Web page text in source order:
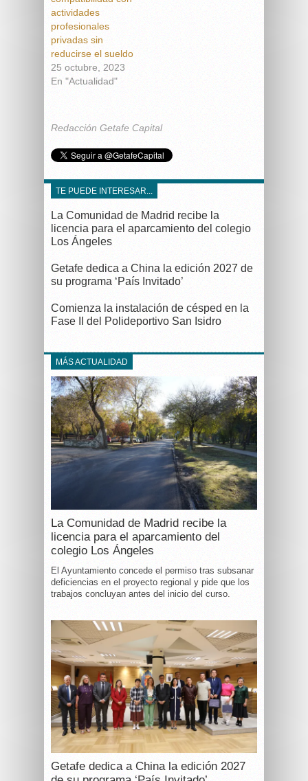
actividades
profesionales
privadas sin
reducirse el sueldo
25 octubre, 2023
En "Actualidad"
Redacción Getafe Capital
TE PUEDE INTERESAR...
La Comunidad de Madrid recibe la
licencia para el aparcamiento del colegio
Los Ángeles
Getafe dedica a China la edición 2027 de
su programa ‘País Invitado’
Comienza la instalación de césped en la
Fase II del Polideportivo San Isidro
MÁS ACTUALIDAD
La Comunidad de Madrid recibe la
licencia para el aparcamiento del
colegio Los Ángeles
El Ayuntamiento concede el permiso tras subsanar
deficiencias en el proyecto regional y pide que los
trabajos concluyan antes del inicio del curso.
Getafe dedica a China la edición 2027